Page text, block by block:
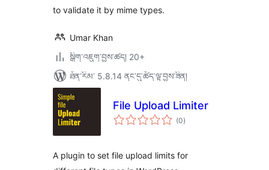
to validate it by mime types.
Umar Khan
སྒྲིག་འཇུག་བྱས་ཚད། 20+
ཐོན་རིམ་ 5.8.14 ནང་དུ་ཚོད་ལྟ་བྱས་ཟིན།
File Upload Limiter
(0གདེང་
འཇོག་
)
A plugin to set file upload limits for